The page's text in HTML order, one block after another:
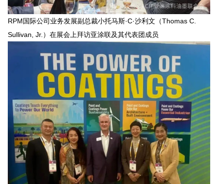
RPM国际公司业务发展副总裁小托马斯·C·沙利文（Thomas C.
Sullivan, Jr.）在展会上拜访亚涂联及其代表团成员